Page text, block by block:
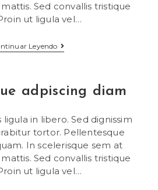
Sed convallis tristique
ut ligula vel…
LeyendoVestibulum
Sapin
adpiscing diam
ligula in libero. Sed dignissim
tortor. Pellentesque
In scelerisque sem at
Sed convallis tristique
ut ligula vel…